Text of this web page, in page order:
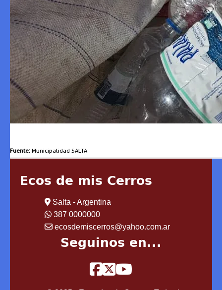
Fuente: Municipalidad SALTA
Ecos de mis Cerros
Salta - Argentina
387 0000000
ecosdemiscerros@yahoo.com.ar
Seguinos en...